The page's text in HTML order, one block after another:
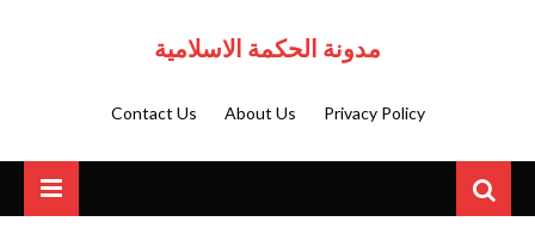
مدونة الحكمة الاسلامية
Privacy Policy
About Us
Contact Us